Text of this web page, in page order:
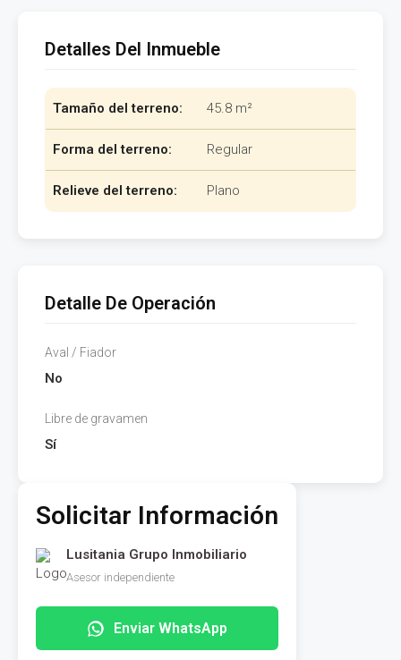
Detalles Del Inmueble
Tamaño del terreno: 45.8 m²
Forma del terreno: Regular
Relieve del terreno: Plano
Detalle De Operación
Aval / Fiador
No
Libre de gravamen
Sí
Solicitar Información
Lusitania Grupo Inmobiliario
Asesor independiente
Enviar WhatsApp